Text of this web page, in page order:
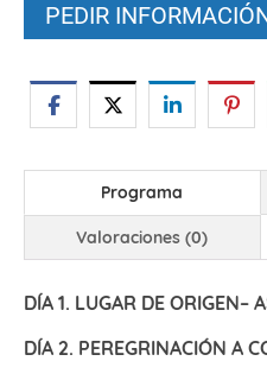
PEDIR
Programa
Valoraciones (0)
DÍA 1. LUGAR DE ORIGEN–
DÍA 2. PEREGRINACIÓN A